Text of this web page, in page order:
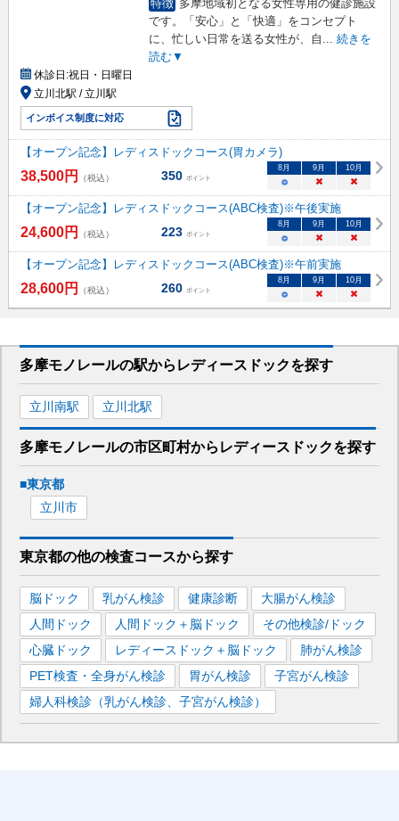
特徴 多摩地域初となる女性専用の健診施設
です。「安心」と「快適」をコンセプト
に、忙しい日常を送る女性が、自 ... 続きを
読む▼
休診日:祝日・日曜日
立川北駅 / 立川駅
インボイス制度に対応
【オープン記念】レディスドックコース(胃カメラ)
38,500円 （税込） 350 ポイント
8月 9月 10月
○ × ×
【オープン記念】レディスドックコース(ABC検査)※午後実施
24,600円 （税込） 223 ポイント
8月 9月 10月
○ × ×
【オープン記念】レディスドックコース(ABC検査)※午前実施
28,600円 （税込） 260 ポイント
8月 9月 10月
○ × ×
多摩モノレールの駅から レディースドックを探す
立川南駅 立川北駅
多摩モノレールの市区町村から レディースドックを探す
■東京都
立川市
東京都の他の検査コースから探す
脳ドック 乳がん検診 健康診断
大腸がん検診
人間ドック
人間ドック＋脳ドック
その他検診/ドック
心臓ドック
レディースドック＋脳ドック
肺がん検診
PET検査・全身がん検診
胃がん検診
子宮がん検診
婦人科検診（乳がん検診、子宮がん検診）